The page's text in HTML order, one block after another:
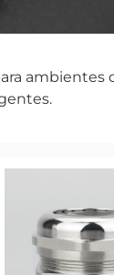
ambientes